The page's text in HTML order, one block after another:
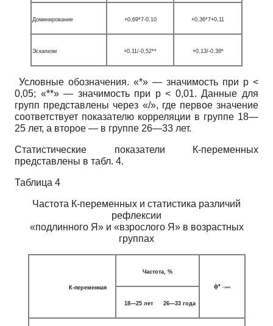
Доминирование +0,69*7-0,10 +0,36*7+0,11
Эскапизм +0,11/-0,52** +0,13/-0,38*
Условные обозначения. «*» — значимость при р <
0,05; «**» — значимость при р < 0,01. Данные для
групп представлены через «/», где первое значение
соответствует показателю корреляции в группе 18—
25 лет, а второе — в группе 26—33 лет.
Статистические показатели К-переменных
представлены в табл. 4.
Таблица 4
Частота К-переменных и статистика различий
рефлексии
«подлинного Я» и «взрослого Я» в возрастных
группах
К-переменная
Частота, %
ф* • эмп
18—25 лет 26—33 года